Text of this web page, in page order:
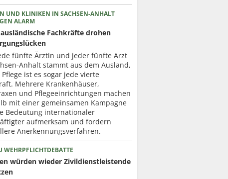
UND KLINIKEN IN SACHSEN-ANHALT
ALARM
Fachkräfte drohen
fünfte Ärztin und jeder fünfte Arzt
Anhalt stammt aus dem Ausland,
ist es sogar jede vierte
Mehrere Krankenhäuser,
und Pflegeeinrichtungen machen
mit einer gemeinsamen Kampagne
Bedeutung internationaler
aufmerksam und fordern
Anerkennungsverfahren.
WEHRPFLICHTDEBATTE
würden wieder Zivildienstleistende